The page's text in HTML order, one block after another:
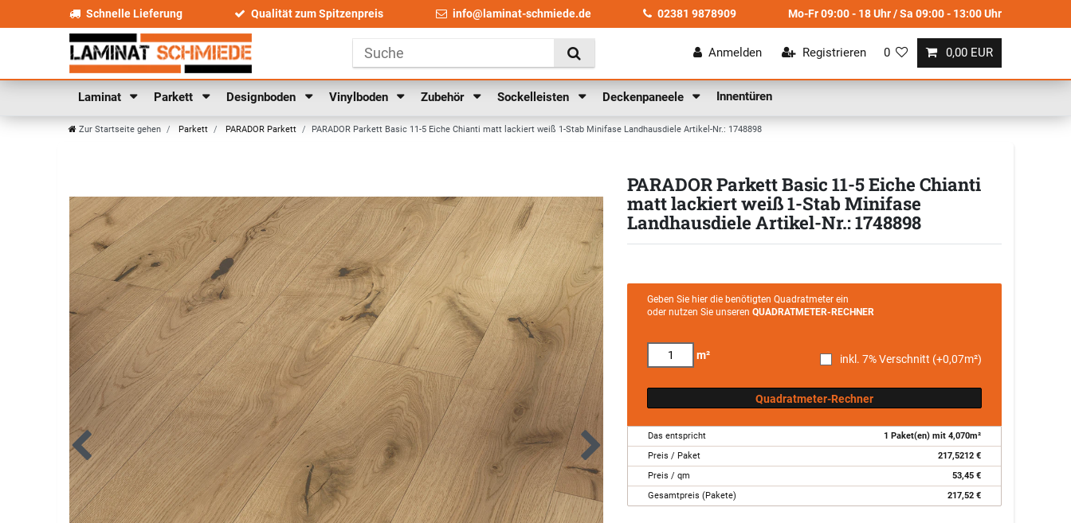
Schnelle Lieferung Qualität zum Spitzenpreis info@laminat-schmiede.de 02381 9878909 Mo-Fr 09:00 - 18 Uhr / Sa 09:00 - 13:00 Uhr
Anmelden Registrieren 0 0,00 EUR
Laminat Parkett Designboden Vinylboden Zubehör Sockelleisten Deckenpaneele Innentüren
Zur Startseite gehen Parkett PARADOR Parkett PARADOR Parkett Basic 11-5 Eiche Chianti matt lackiert weiß 1-Stab Minifase Landhausdiele Artikel-Nr.: 1748898
PARADOR Parkett Basic 11-5 Eiche Chianti
matt lackiert weiß 1-Stab Minifase
Landhausdiele Artikel-Nr.: 1748898
Geben Sie hier die benötigten Quadratmeter ein
oder nutzen Sie unseren QUADRATMETER-RECHNER
m² inkl. 7% Verschnitt (+0,07m²)
Quadratmeter-Rechner
Das entspricht 1 Paket(en) mit 4,070m²
Preis / Paket
217,5212 €
Preis / qm
53,45 €
Gesamtpreis (Pakete)
217,52 €